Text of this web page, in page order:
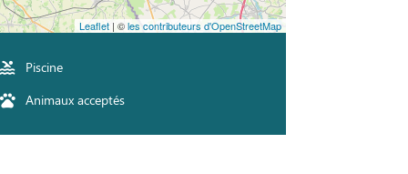
Leaflet| ©les contributeurs d'OpenStreetMap
Piscine
Animaux acceptés